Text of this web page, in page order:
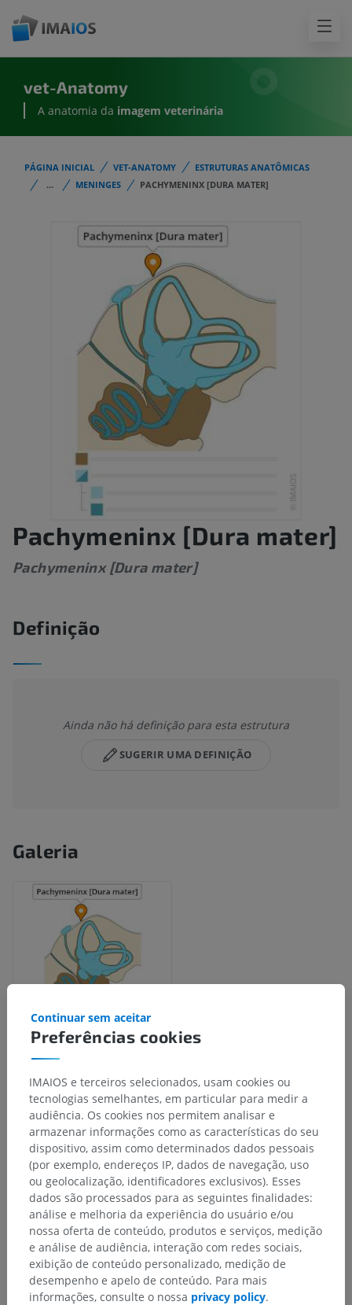
vet-Anatomy
A anatomia da imagem veterinária
PÁGINA INICIAL VET-ANATOMY
ESTRUTURAS ANATÔMICAS
...
MENINGES PACHYMENINX [DURA MATER]
Pachymeninx [Dura mater]
Pachymeninx [Dura mater]
Definição
Ainda não há definição para esta estrutura
SUGERIR UMA DEFINIÇÃO
Galeria
Hierarquia anatômica
Anatomia veterinária
Sistema nervoso>
Parte central ; Sistema nervoso central> Meninges
Pachymeninx [Dura mater]
Estruturas subjacentes:
Dura-máter do encéfalo
Dura-máter, parte espinal
Preferências cookies
Continuar sem aceitar
IMAIOS e terceiros selecionados, usam cookies ou
tecnologias semelhantes, em particular para medir a
audiência. Os cookies nos permitem analisar e
armazenar informações como as características do seu
dispositivo, assim como determinados dados pessoais
(por exemplo, endereços IP, dados de navegação, uso
ou geolocalização, identificadores exclusivos). Esses
dados são processados para as seguintes finalidades:
análise e melhoria da experiência do usuário e/ou
nossa oferta de conteúdo, produtos e serviços, medição
e análise de audiência, interação com redes sociais,
exibição de conteúdo personalizado, medição de
desempenho e apelo de conteúdo. Para mais
informações, consulte o nossa privacy policy.